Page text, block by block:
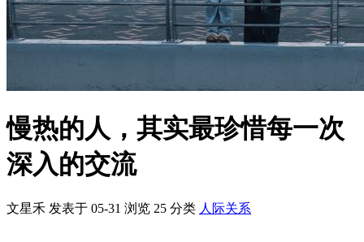
慢热的人，其实最珍惜每一次
深入的交流
文星禾 发表于 05-31 浏览 25 分类 人际关系